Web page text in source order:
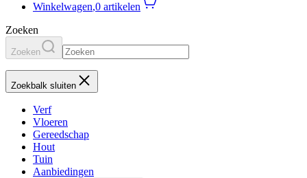
Winkelwagen,0 artikelen
Zoeken
Zoeken
Zoekbalk sluiten
Verf
Vloeren
Gereedschap
Hout
Tuin
Aanbiedingen